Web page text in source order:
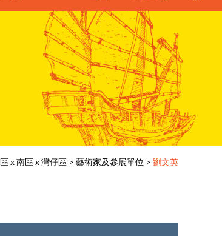
x 南區 x 灣仔區 > 藝術家及參展單位 > 劉文英